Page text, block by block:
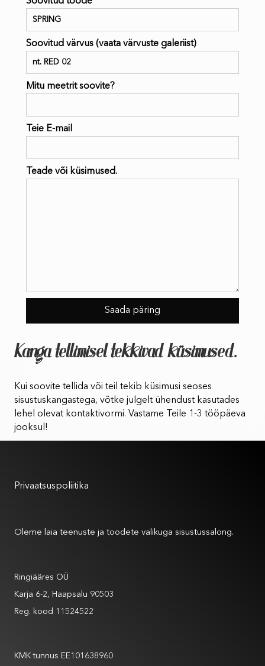
Soovitud värvus (vaata värvuste galeriist)
Mitu meetrit soovite?
Teie E-mail
Teade või küsimused.
Kanga tellimisel tekkivad küsimused.
Kui soovite tellida või teil tekib küsimusi seoses
sisustuskangastega, võtke julgelt ühendust kasutades
lehel olevat kontaktivormi. Vastame Teile 1-3 tööpäeva
jooksul!
Privaatsuspoliitika
Oleme laia teenuste ja toodete valikuga sisustussalong.
Ringiääres OÜ
Karja 6-2, Haapsalu 90503
Reg. kood 11524522
KMK tunnus EE101638960